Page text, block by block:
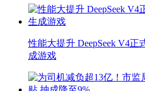
性能大提升 DeepSeek V4
成游戏